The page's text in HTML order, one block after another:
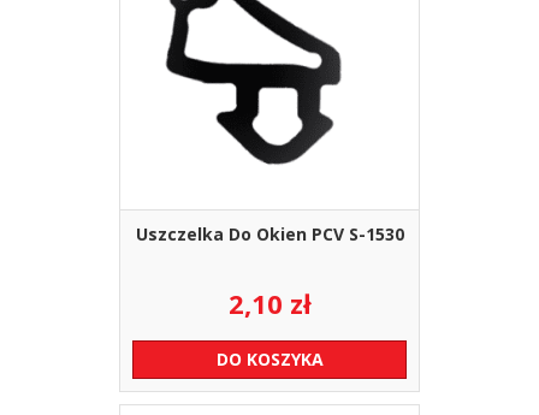
Uszczelka Do Okien PCV S-1530
2,10 zł
DO KOSZYKA